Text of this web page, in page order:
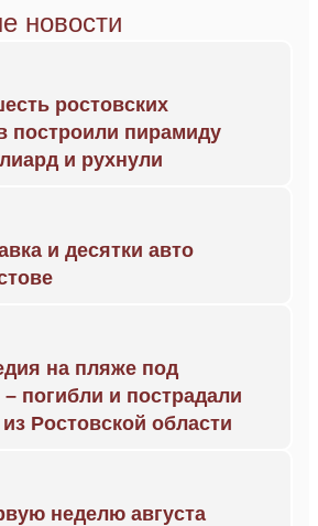
новости
ростовских
построили пирамиду
и рухнули
и десятки авто
на пляже под
погибли и пострадали
Ростовской области
неделю августа